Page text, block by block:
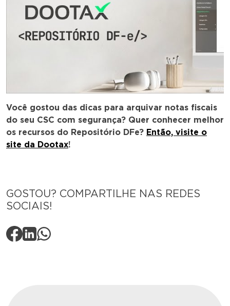
Você gostou das dicas para arquivar notas fiscais
do seu CSC com segurança? Quer conhecer melhor
os recursos do Repositório DFe? Então, visite o
site da Dootax!
GOSTOU? COMPARTILHE NAS REDES
SOCIAIS!